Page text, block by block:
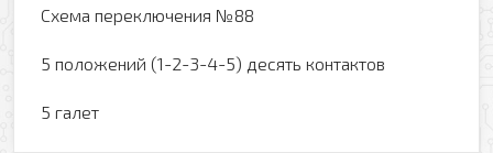
Схема переключения №88
5 положений (1-2-3-4-5) десять контактов
5 галет